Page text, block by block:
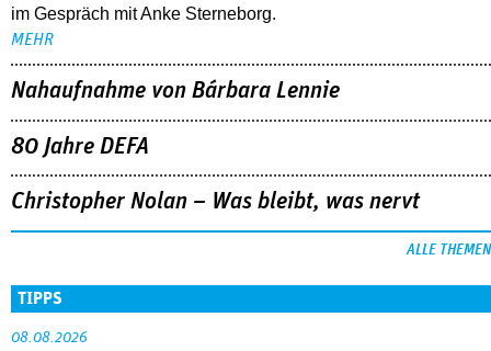
im Gespräch mit Anke Sterneborg.
MEHR
Nahaufnahme von Bárbara Lennie
80 Jahre DEFA
Christopher Nolan – Was bleibt, was nervt
ALLE THEMEN
TIPPS
08.08.2026